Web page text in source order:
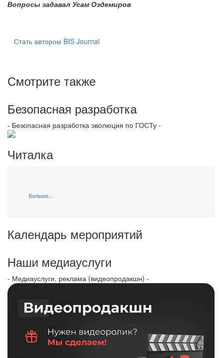
Вопросы задавал Усам Оздемиров
Стать автором BIS Journal
Смотрите также
Безопасная разработка
- Безопасная разработка эволюция по ГОСТу -
Читалка
Больше...
Календарь мероприятий
Наши медиауслуги
- Медиауслуги, реклама (видеопродакшн) -